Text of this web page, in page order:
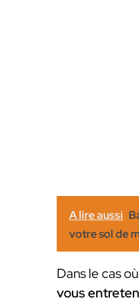
A lire aussi
votre sol de
Dans le cas
vous